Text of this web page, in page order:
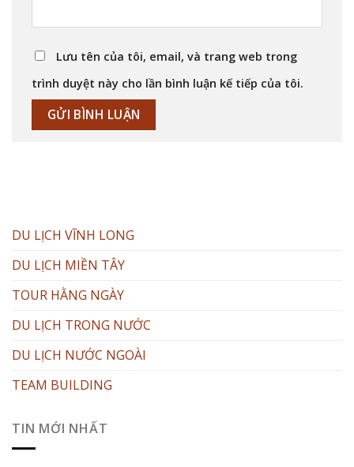
Lưu tên của tôi, email, và trang web trong
trình duyệt này cho lần bình luận kế tiếp của tôi.
DU LỊCH VĨNH LONG
DU LỊCH MIỀN TÂY
TOUR HẰNG NGÀY
DU LỊCH TRONG NƯỚC
DU LỊCH NƯỚC NGOÀI
TEAM BUILDING
TIN MỚI NHẤT